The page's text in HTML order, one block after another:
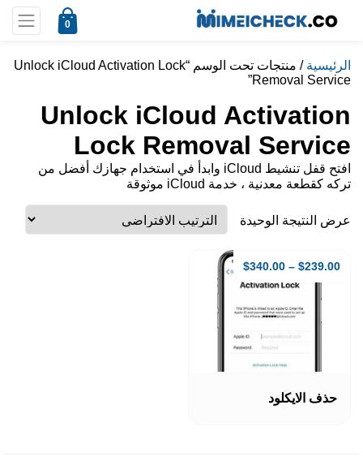
0
الرئيسية
/ منتجات تحت الوسم “Unlock iCloud Activation Lock
Removal Service”
Unlock iCloud Activation
Lock Removal Service
افتح قفل تنشيط iCloud وابدأ في استخدام جهازك أفضل من
تركه كقطعة معدنية ، خدمة iCloud موثوقة
عرض النتيجة الوحيدة
حذف الايكلود
$239.00
–
$340.00
العديد